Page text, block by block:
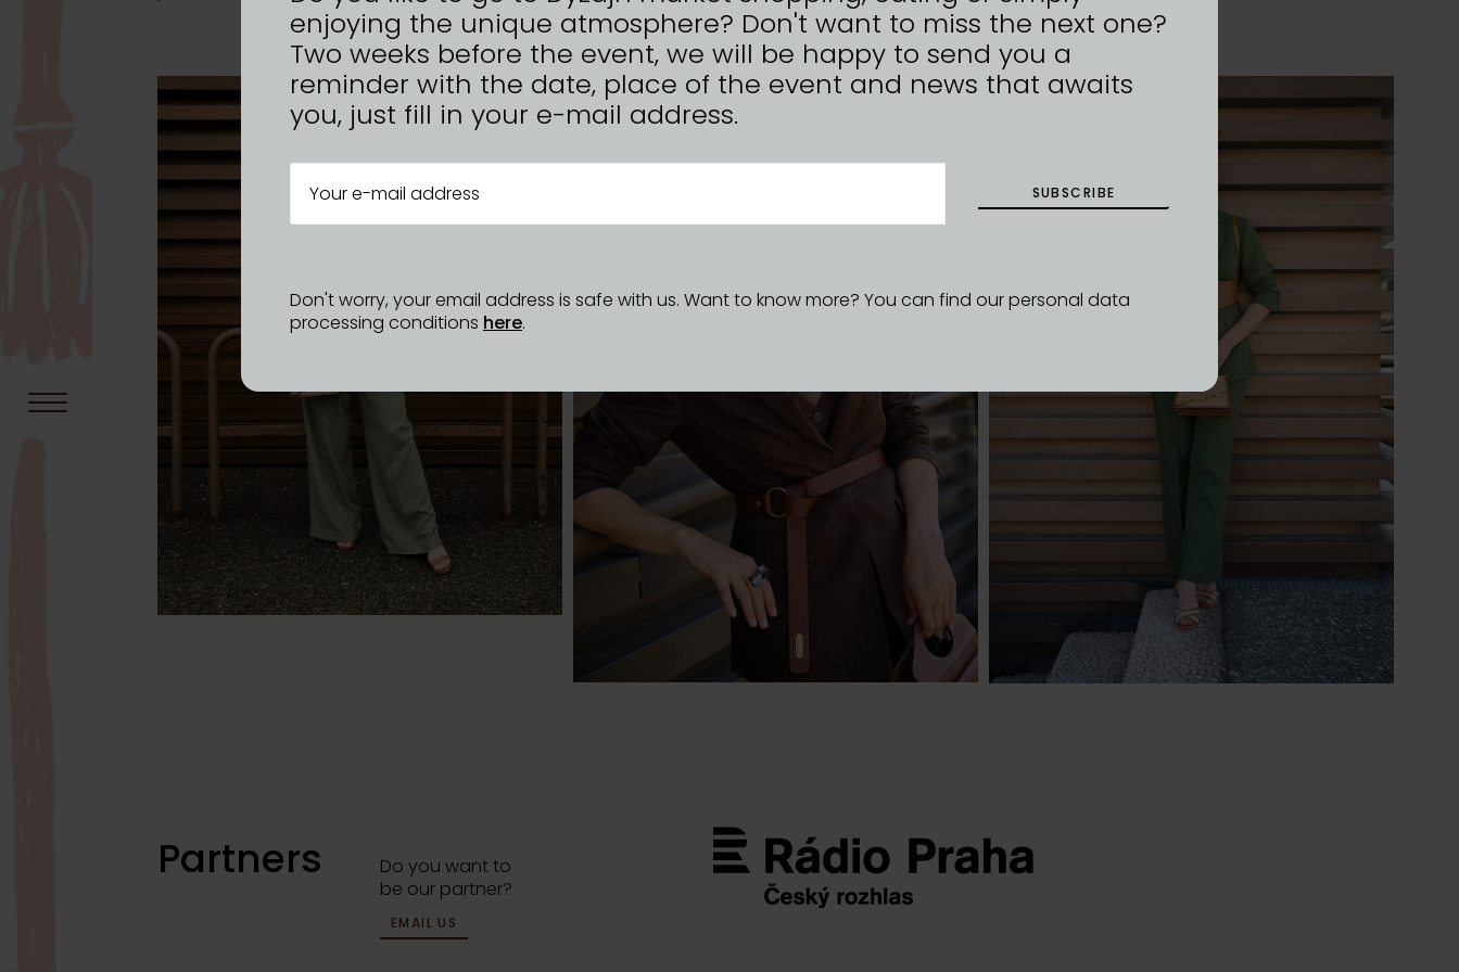
Partners
Do you want to
be our partner?
EMAIL US
enjoying the unique atmosphere? Don't want to miss the next one?
Two weeks before the event, we will be happy to send you a
reminder with the date, place of the event and news that awaits
you, just fill in your e-mail address.
SUBSCRIBE
Don't worry, your email address is safe with us. Want to know more? You can find our personal data
processing conditions here.